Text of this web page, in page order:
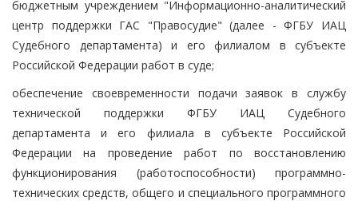
бюджетным учреждением "Информационно-аналитический
центр поддержки ГАС "Правосудие" (далее - ФГБУ ИАЦ
Судебного департамента) и его филиалом в субъекте
Российской Федерации работ в суде;
обеспечение своевременности подачи заявок в службу
технической поддержки ФГБУ ИАЦ Судебного
департамента и его филиала в субъекте Российской
Федерации на проведение работ по восстановлению
функционирования (работоспособности) программно-
технических средств, общего и специального программного